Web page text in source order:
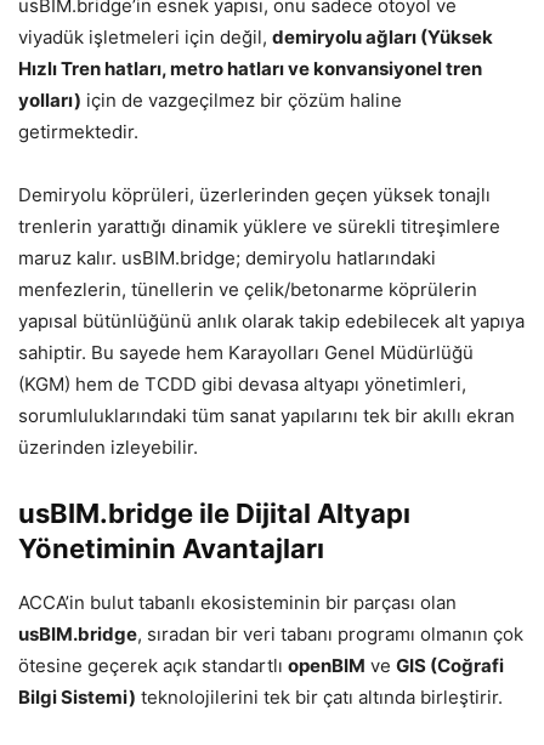
usBIM.bridge’in esnek yapısı, onu sadece otoyol ve
viyadük işletmeleri için değil, demiryolu ağları (Yüksek
Hızlı Tren hatları, metro hatları ve konvansiyonel tren
yolları) için de vazgeçilmez bir çözüm haline
getirmektedir.
Demiryolu köprüleri, üzerlerinden geçen yüksek tonajlı
trenlerin yarattığı dinamik yüklere ve sürekli titreşimlere
maruz kalır. usBIM.bridge; demiryolu hatlarındaki
menfezlerin, tünellerin ve çelik/betonarme köprülerin
yapısal bütünlüğünü anlık olarak takip edebilecek alt yapıya
sahiptir. Bu sayede hem Karayolları Genel Müdürlüğü
(KGM) hem de TCDD gibi devasa altyapı yönetimleri,
sorumluluklarındaki tüm sanat yapılarını tek bir akıllı ekran
üzerinden izleyebilir.
usBIM.bridge ile Dijital Altyapı
Yönetiminin Avantajları
ACCA’in bulut tabanlı ekosisteminin bir parçası olan
usBIM.bridge, sıradan bir veri tabanı programı olmanın çok
ötesine geçerek açık standartlı openBIM ve GIS (Coğrafi
Bilgi Sistemi) teknolojilerini tek bir çatı altında birleştirir.